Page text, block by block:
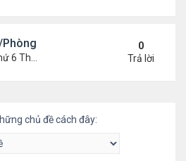
5/14/21-5/21/21
5 14, 2021 12:17 pm
0
Trả lời
chủ đề cách đây: